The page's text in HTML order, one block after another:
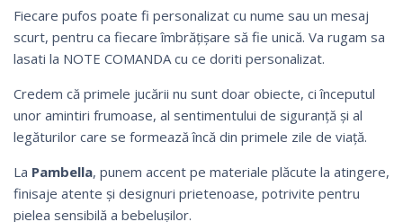
Fiecare pufos poate fi personalizat cu nume sau un mesaj
scurt, pentru ca fiecare îmbrățișare să fie unică. Va rugam sa
lasati la NOTE COMANDA cu ce doriti personalizat.
Credem că primele jucării nu sunt doar obiecte, ci începutul
unor amintiri frumoase, al sentimentului de siguranță și al
legăturilor care se formează încă din primele zile de viață.
La Pambella, punem accent pe materiale plăcute la atingere,
finisaje atente și designuri prietenoase, potrivite pentru
pielea sensibilă a bebelușilor.